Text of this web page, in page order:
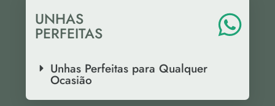
UNHAS
PERFEITAS
Unhas Perfeitas para Qualquer
Ocasião